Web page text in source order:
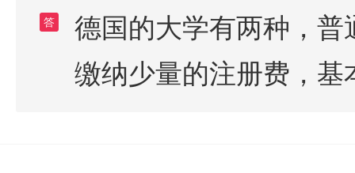
答
德国的大学有两种，
缴纳少量的注册费，